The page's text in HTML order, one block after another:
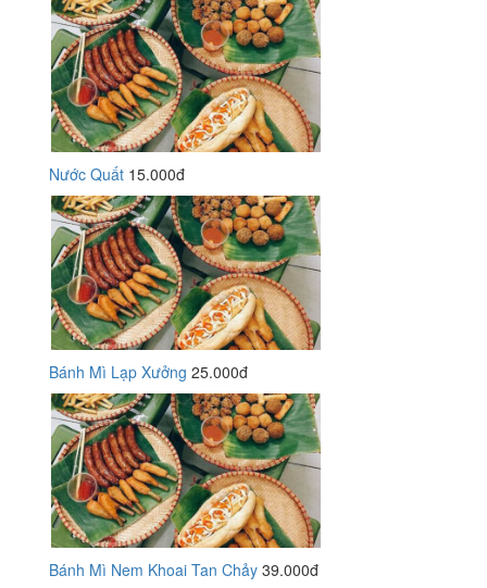
Nước Quất 15.000đ
Bánh Mì Lạp Xưởng 25.000đ
Bánh Mì Nem Khoai Tan Chảy 39.000đ